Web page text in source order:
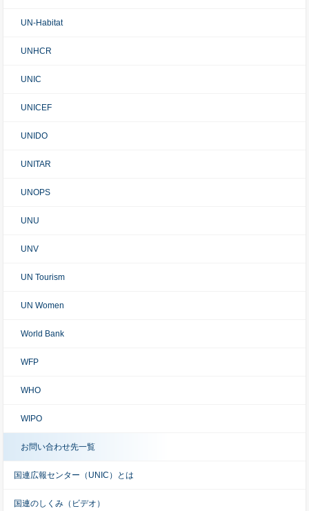
UN-Habitat
UNHCR
UNIC
UNICEF
UNIDO
UNITAR
UNOPS
UNU
UNV
UN Tourism
UN Women
World Bank
WFP
WHO
WIPO
お問い合わせ先一覧
国連広報センター（UNIC）とは
国連のしくみ（ビデオ）